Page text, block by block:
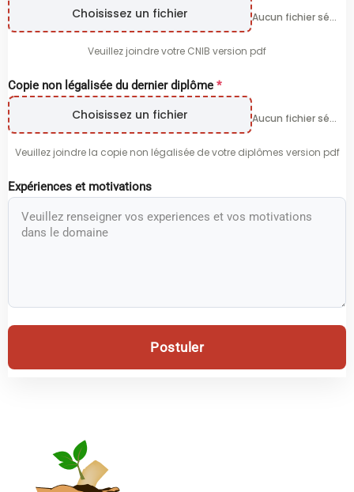
Choisissez un fichier Aucun fichier sélectionné
Veuillez joindre votre CNIB version pdf
Copie non légalisée du dernier diplôme *
Choisissez un fichier Aucun fichier sélectionné
Veuillez joindre la copie non légalisée de votre diplômes version pdf
Expériences et motivations
Postuler